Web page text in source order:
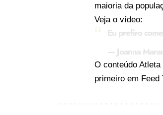
maioria da
Veja o vídeo:
Eu prefiro
— Joanna
O conteúdo Atleta
primeiro em Feed